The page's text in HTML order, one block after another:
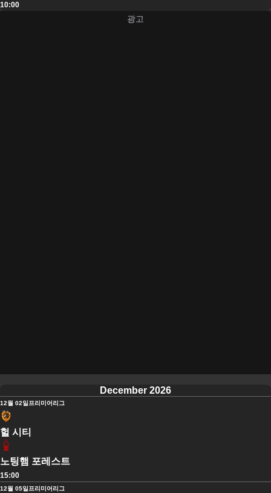
10:00
December 2026
12월 02일프리미어리그
헐 시티
노팅햄 포레스트
15:00
12월 05일프리미어리그